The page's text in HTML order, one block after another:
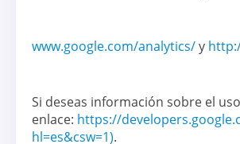
www.google.com/analytics/y
Si deseas información sobre el
enlace: https://
hl=es&csw=1).